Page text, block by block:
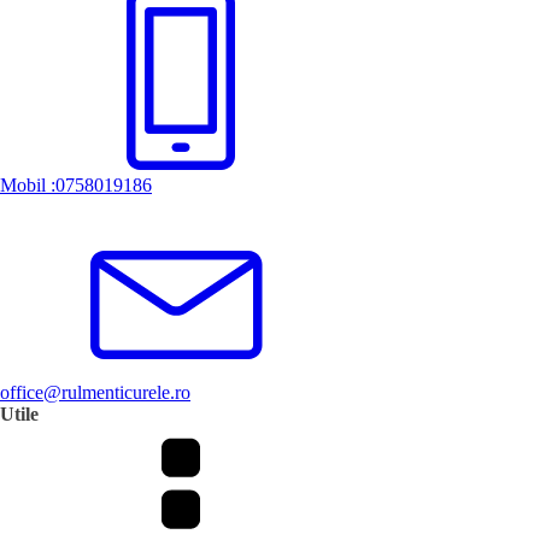
Mobil :0758019186
office@rulmenticurele.ro
Utile